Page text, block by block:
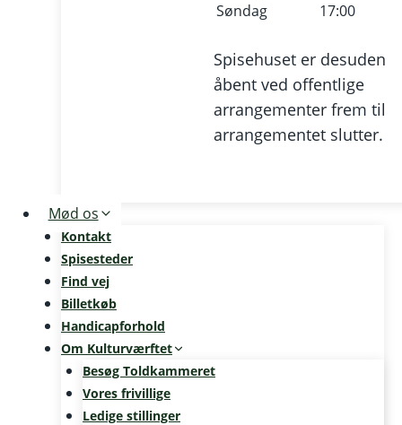
Søndag
17:00
Spisehuset er desuden
åbent ved offentlige
arrangementer frem til
arrangementet slutter.
Mød os
Kontakt
Spisesteder
Find vej
Billetkøb
Handicapforhold
Om Kulturværftet
Besøg Toldkammeret
Vores frivillige
Ledige stillinger